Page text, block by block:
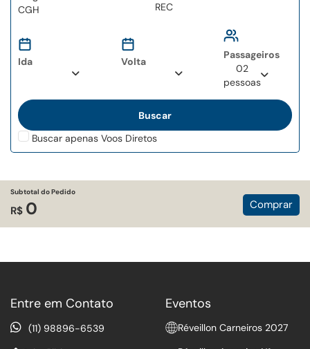
characters for results.
characters for results.
Ida Volta
Passageiros
02
pessoas
Buscar apenas Voos Diretos
Subtotal do Pedido
R$ 0 Comprar
Entre em Contato
(11) 98896-6539
Eventos
Réveillon Carneiros 2027